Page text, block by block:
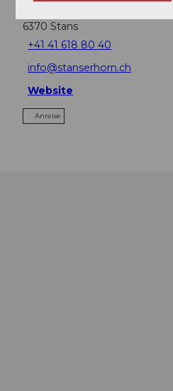
6370 Stans
+41 41 618 80 40
info@stanserhorn.ch
Website
Anreise